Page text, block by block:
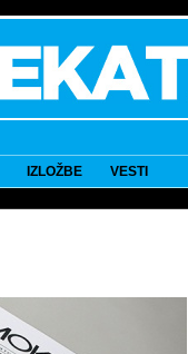
IZLOŽBE VESTI